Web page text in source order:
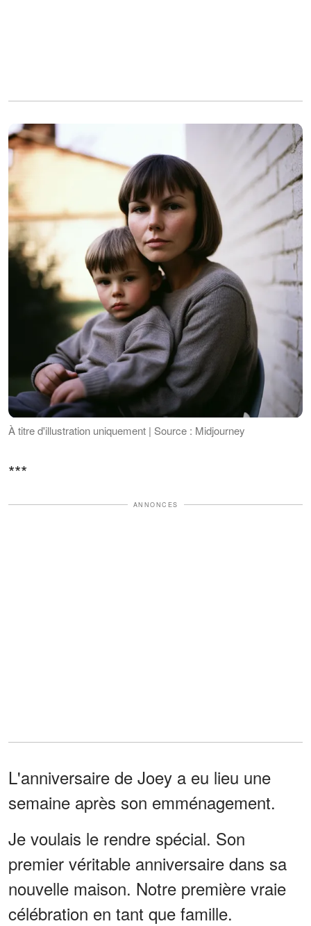
À titre d'illustration uniquement | Source : Midjourney
***
ANNONCES
L'anniversaire de Joey a eu lieu une
semaine après son emménagement.
Je voulais le rendre spécial. Son
premier véritable anniversaire dans sa
nouvelle maison. Notre première vraie
célébration en tant que famille.